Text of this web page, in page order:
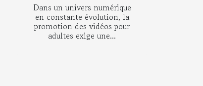
Dans un univers numérique
en constante évolution, la
promotion des vidéos pour
adultes exige une...